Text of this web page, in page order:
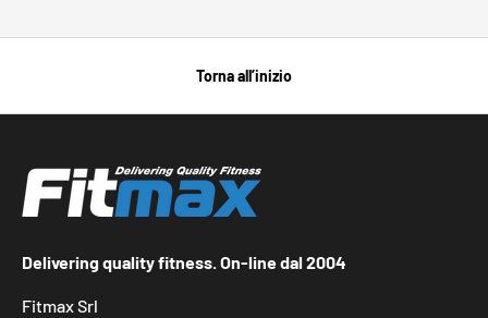
Torna all’inizio
Delivering quality fitness. On-line dal 2004
Fitmax Srl